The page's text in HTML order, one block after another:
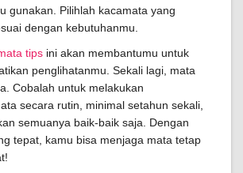
gunakan. Pilihlah kacamata yang
dengan kebutuhanmu.
tips ini akan membantumu untuk
penglihatanmu. Sekali lagi, mata
Cobalah untuk melakukan
secara rutin, minimal setahun sekali,
semuanya baik-baik saja. Dengan
tepat, kamu bisa menjaga mata tetap